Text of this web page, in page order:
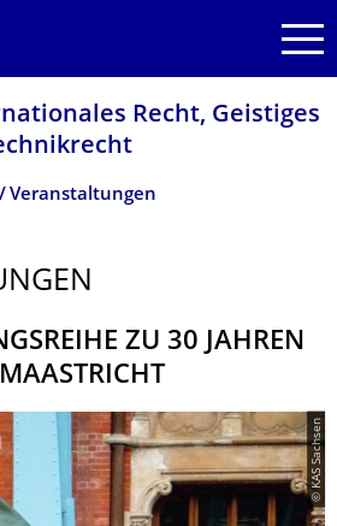
Recht, Geistiges
Veranstaltungen
ZU 30 JAHREN
© KAS Sachsen